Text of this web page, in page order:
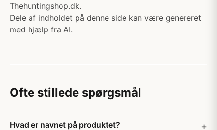
Thehuntingshop.dk.
Dele af indholdet på denne side kan være genereret
med hjælp fra AI.
Ofte stillede spørgsmål
Hvad er navnet på produktet?